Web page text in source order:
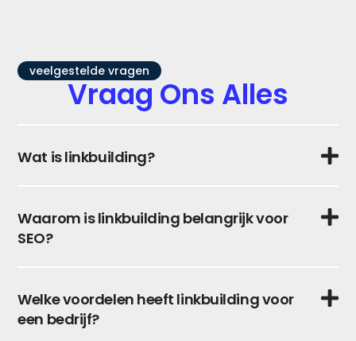
veelgestelde vragen
Vraag Ons Alles
Wat is linkbuilding?
Waarom is linkbuilding belangrijk voor
SEO?
Welke voordelen heeft linkbuilding voor
een bedrijf?